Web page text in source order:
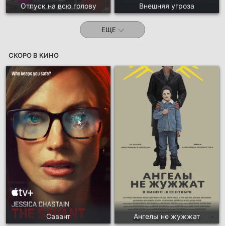
Отпуск на всю голову Внешняя угроза
ЕЩЕ
СКОРО В КИНО
Савант Ангелы не жужжат